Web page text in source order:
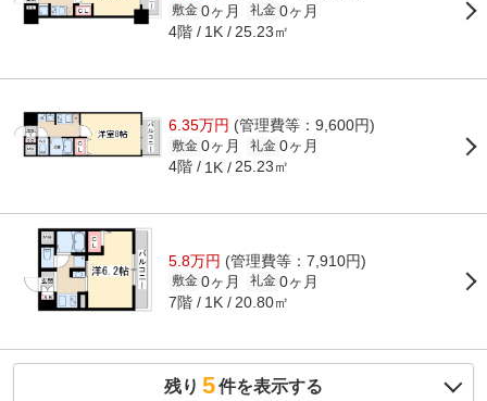
敷金 0ヶ月 礼金 0ヶ月
4階 1K 25.23㎡
6.35万円 (管理費等：9,600円)
敷金 0ヶ月 礼金 0ヶ月
4階 1K 25.23㎡
5.8万円 (管理費等：7,910円)
敷金 0ヶ月 礼金 0ヶ月
7階 1K 20.80㎡
残り 5件を表示する